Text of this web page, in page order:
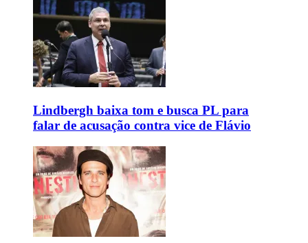
Lindbergh baixa tom e busca PL para
falar de acusação contra vice de Flávio